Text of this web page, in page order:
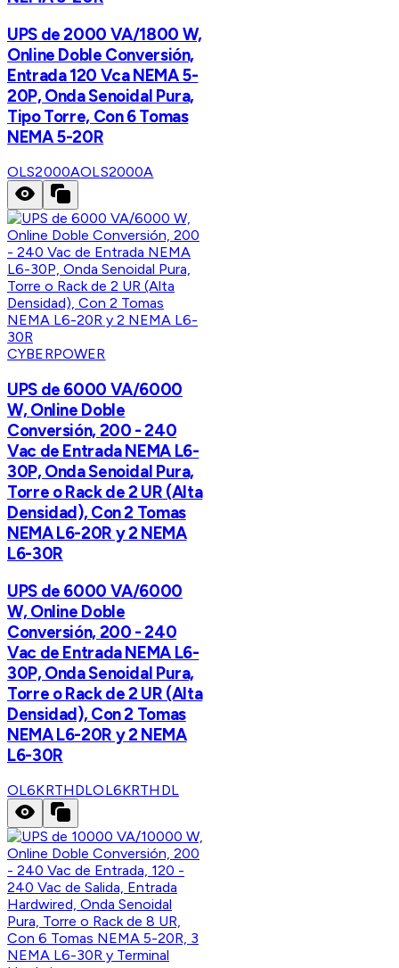
UPS de 2000 VA/1800 W,
Online Doble Conversión,
Entrada 120 Vca NEMA 5-
20P, Onda Senoidal Pura,
Tipo Torre, Con 6 Tomas
NEMA 5-20R
OLS2000AOLS2000A
CYBERPOWER
UPS de 6000 VA/6000
W, Online Doble
Conversión, 200 - 240
Vac de Entrada NEMA L6-
30P, Onda Senoidal Pura,
Torre o Rack de 2 UR (Alta
Densidad), Con 2 Tomas
NEMA L6-20R y 2 NEMA
L6-30R
UPS de 6000 VA/6000
W, Online Doble
Conversión, 200 - 240
Vac de Entrada NEMA L6-
30P, Onda Senoidal Pura,
Torre o Rack de 2 UR (Alta
Densidad), Con 2 Tomas
NEMA L6-20R y 2 NEMA
L6-30R
OL6KRTHDLOL6KRTHDL